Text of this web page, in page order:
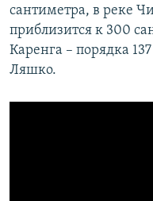
сантиметра, в реке
приблизится к 300
Каренга – порядка
Ляшко.